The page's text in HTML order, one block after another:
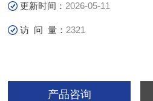
更新时间： 2026-05-11
访 问 量： 2321
产品咨询